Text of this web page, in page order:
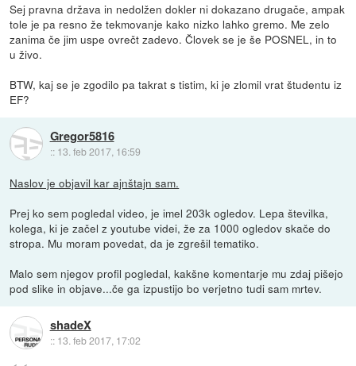
Sej pravna država in nedolžen dokler ni dokazano drugače, ampak
tole je pa resno že tekmovanje kako nizko lahko gremo. Me zelo
zanima če jim uspe ovrečt zadevo. Človek se je še POSNEL, in to
u živo.
BTW, kaj se je zgodilo pa takrat s tistim, ki je zlomil vrat študentu iz
EF?
Gregor5816
:: 13. feb 2017, 16:59
Naslov je objavil kar ajnštajn sam.
Prej ko sem pogledal video, je imel 203k ogledov. Lepa številka,
kolega, ki je začel z youtube videi, že za 1000 ogledov skače do
stropa. Mu moram povedat, da je zgrešil tematiko.
Malo sem njegov profil pogledal, kakšne komentarje mu zdaj pišejo
pod slike in objave...če ga izpustijo bo verjetno tudi sam mrtev.
shadeX
:: 13. feb 2017, 17:02